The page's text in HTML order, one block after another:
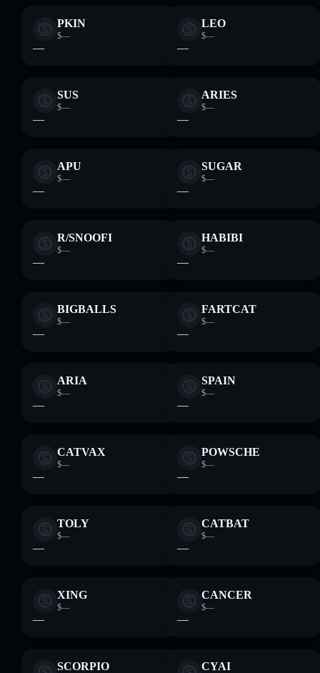
PKIN
$—
—
LEO
$—
—
SUS
$—
—
ARIES
$—
—
APU
$—
—
SUGAR
$—
—
R/SNOOFI
$—
—
HABIBI
$—
—
BIGBALLS
$—
—
FARTCAT
$—
—
ARIA
$—
—
SPAIN
$—
—
CATVAX
$—
—
POWSCHE
$—
—
TOLY
$—
—
CATBAT
$—
—
XING
$—
—
CANCER
$—
—
SCORPIO CYAI